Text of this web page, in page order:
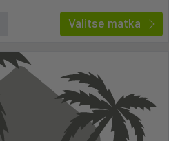
Valitse matka